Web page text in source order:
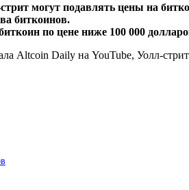
могут подавлять цены на
биткоинов.
по цене ниже 100 000
Altcoin Daily на YouTube, Уолл-